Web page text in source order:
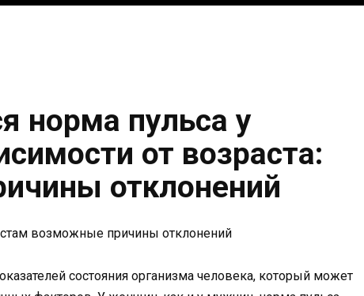
норма пульса у
от возраста:
отклонений
состояния организма человека, который может